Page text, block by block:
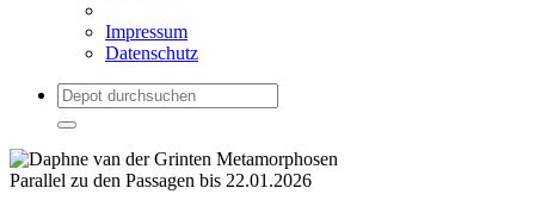
Impressum
Datenschutz
Parallel zu den Passagen bis 22.01.2026